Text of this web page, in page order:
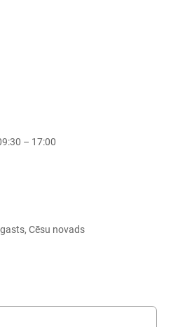
– 17:00
Cēsu novads